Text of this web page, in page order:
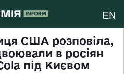
EN
США розповіла,
в росіян
під Києвом